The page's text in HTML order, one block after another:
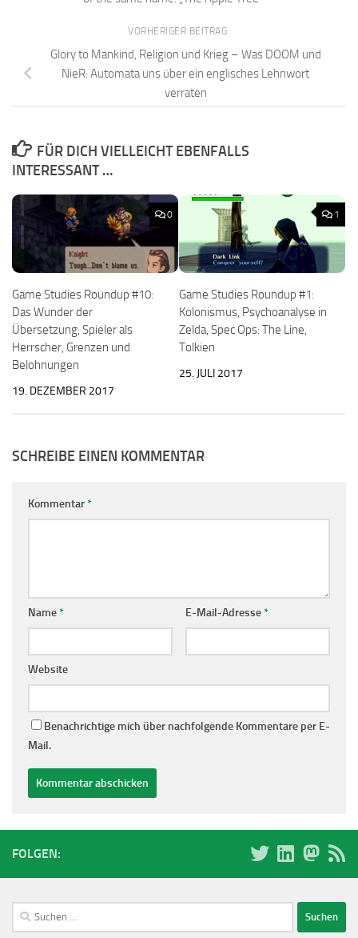
VORHERIGER BEITRAG
Glory to Mankind, Religion und Krieg – Was DOOM und
NieR: Automata uns über ein englisches Lehnwort
verraten
FÜR DICH VIELLEICHT EBENFALLS
INTERESSANT …
0
Game Studies Roundup #10:
Das Wunder der
Übersetzung, Spieler als
Herrscher, Grenzen und
Belohnungen
19. DEZEMBER 2017
1
Game Studies Roundup #1:
Kolonismus, Psychoanalyse in
Zelda, Spec Ops: The Line,
Tolkien
25. JULI 2017
SCHREIBE EINEN KOMMENTAR
Kommentar*
Name* E-Mail-Adresse*
Website
Benachrichtige mich über nachfolgende Kommentare per E-
Mail.
FOLGEN:
Suchen
nach: